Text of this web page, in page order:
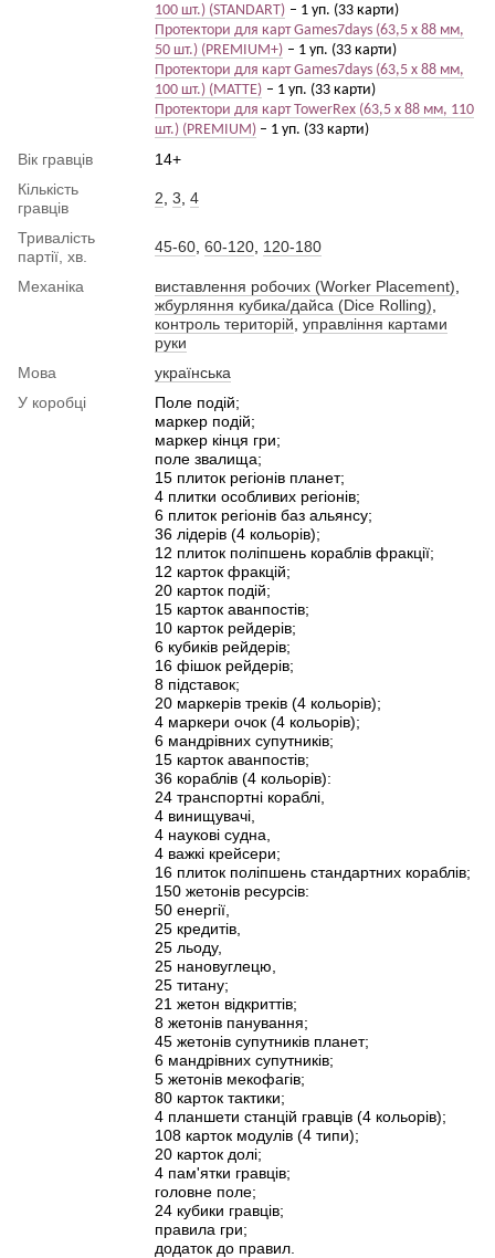
100 шт.) (STANDART) – 1 уп. (33 карти)
Протектори для карт Games7days (63,5 х 88 мм,
50 шт.) (PREMIUM+)​​​​​​​ – 1 уп. (33 карти)
Протектори для карт Games7days (63,5 х 88 мм,
100 шт.) (MATTE)​​​​​​​ – 1 уп. (33 карти)
Протектори для карт TowerRex (63,5 х 88 мм, 110
шт.) (PREMIUM)​​​​​​​ – 1 уп. (33 карти)
Вік гравців
14+
Кількість
гравців
2 3 4
Тривалість
партії, хв.
45-60 60-120 120-180
Механіка виставлення робочих (Worker Placement)
жбурляння кубика/дайса (Dice Rolling)
контроль територій управління картами
руки
Мова
українська
У коробці
Поле подій;
маркер подій;
маркер кінця гри;
поле звалища;
15 плиток регіонів планет;
4 плитки особливих регіонів;
6 плиток регіонів баз альянсу;
36 лідерів (4 кольорів);
12 плиток поліпшень кораблів фракції;
12 карток фракцій;
20 карток подій;
15 карток аванпостів;
10 карток рейдерів;
6 кубиків рейдерів;
16 фішок рейдерів;
8 підставок;
20 маркерів треків (4 кольорів);
4 маркери очок (4 кольорів);
6 мандрівних супутників;
15 карток аванпостів;
36 кораблів (4 кольорів):
24 транспортні кораблі,
4 винищувачі,
4 наукові судна,
4 важкі крейсери;
16 плиток поліпшень стандартних кораблів;
150 жетонів ресурсів:
50 енергії,
25 кредитів,
25 льоду,
25 нановуглецю,
25 титану;
21 жетон відкриттів;
8 жетонів панування;
45 жетонів супутників планет;
6 мандрівних супутників;
5 жетонів мекофагів;
80 карток тактики;
4 планшети станцій гравців (4 кольорів);
108 карток модулів (4 типи);
20 карток долі;
4 пам'ятки гравців;
головне поле;
24 кубики гравців;
правила гри;
додаток до правил.